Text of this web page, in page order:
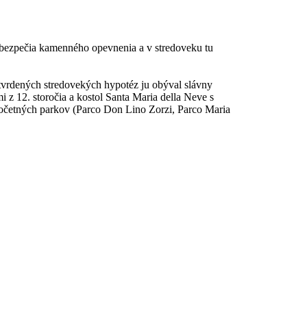
kamenného opevnenia a v stredoveku tu
stredovekých hypotéz ju obýval slávny
z 12. storočia a kostol Santa Maria della Neve s
parkov (Parco Don Lino Zorzi, Parco Maria